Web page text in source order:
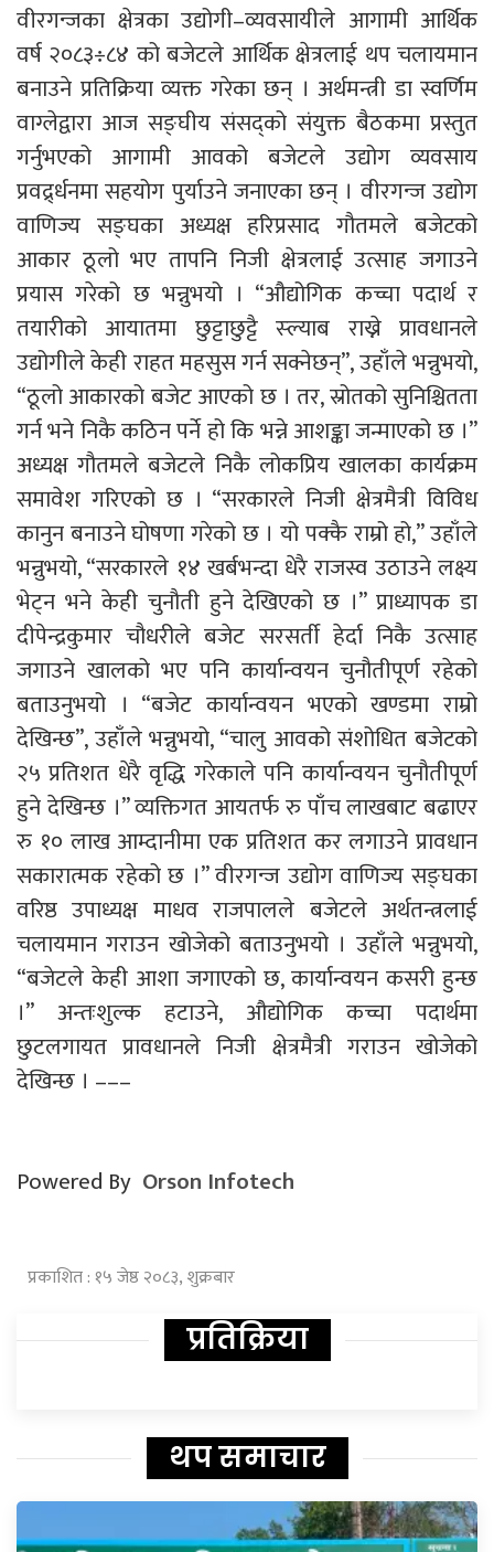
वीरगन्जका क्षेत्रका उद्योगी–व्यवसायीले आगामी आर्थिक
वर्ष २०८३÷८४ को बजेटले आर्थिक क्षेत्रलाई थप चलायमान
बनाउने प्रतिक्रिया व्यक्त गरेका छन् । अर्थमन्त्री डा स्वर्णिम
वाग्लेद्वारा आज सङ्घीय संसद्को संयुक्त बैठकमा प्रस्तुत
गर्नुभएको आगामी आवको बजेटले उद्योग व्यवसाय
प्रवर्द्र्धनमा सहयोग पुर्याउने जनाएका छन् । वीरगन्ज उद्योग
वाणिज्य सङ्घका अध्यक्ष हरिप्रसाद गौतमले बजेटको
आकार ठूलो भए तापनि निजी क्षेत्रलाई उत्साह जगाउने
प्रयास गरेको छ भन्नुभयो । “औद्योगिक कच्चा पदार्थ र
तयारीको आयातमा छुट्टाछुट्टै स्ल्याब राख्ने प्रावधानले
उद्योगीले केही राहत महसुस गर्न सक्नेछन्”, उहाँले भन्नुभयो,
“ठूलो आकारको बजेट आएको छ । तर, स्रोतको सुनिश्चितता
गर्न भने निकै कठिन पर्ने हो कि भन्ने आशङ्का जन्माएको छ ।”
अध्यक्ष गौतमले बजेटले निकै लोकप्रिय खालका कार्यक्रम
समावेश गरिएको छ । “सरकारले निजी क्षेत्रमैत्री विविध
कानुन बनाउने घोषणा गरेको छ । यो पक्कै राम्रो हो,” उहाँले
भन्नुभयो, “सरकारले १४ खर्बभन्दा धेरै राजस्व उठाउने लक्ष्य
भेट्न भने केही चुनौती हुने देखिएको छ ।” प्राध्यापक डा
दीपेन्द्रकुमार चौधरीले बजेट सरसर्ती हेर्दा निकै उत्साह
जगाउने खालको भए पनि कार्यान्वयन चुनौतीपूर्ण रहेको
बताउनुभयो । “बजेट कार्यान्वयन भएको खण्डमा राम्रो
देखिन्छ”, उहाँले भन्नुभयो, “चालु आवको संशोधित बजेटको
२५ प्रतिशत धेरै वृद्धि गरेकाले पनि कार्यान्वयन चुनौतीपूर्ण
हुने देखिन्छ ।” व्यक्तिगत आयतर्फ रु पाँच लाखबाट बढाएर
रु १० लाख आम्दानीमा एक प्रतिशत कर लगाउने प्रावधान
सकारात्मक रहेको छ ।” वीरगन्ज उद्योग वाणिज्य सङ्घका
वरिष्ठ उपाध्यक्ष माधव राजपालले बजेटले अर्थतन्त्रलाई
चलायमान गराउन खोजेको बताउनुभयो । उहाँले भन्नुभयो,
“बजेटले केही आशा जगाएको छ, कार्यान्वयन कसरी हुन्छ
।” अन्तःशुल्क हटाउने, औद्योगिक कच्चा पदार्थमा
छुटलगायत प्रावधानले निजी क्षेत्रमैत्री गराउन खोजेको
देखिन्छ । –––
Powered By Orson Infotech
प्रकाशित : १५ जेष्ठ २०८३, शुक्रबार
प्रतिक्रिया
थप समाचार